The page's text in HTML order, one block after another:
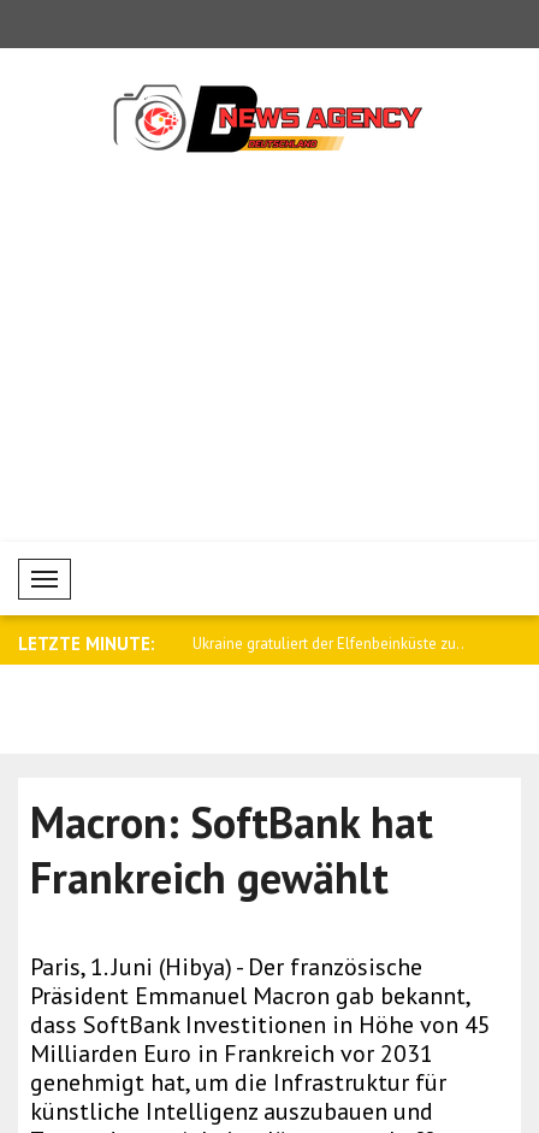
Mobil Menü
LETZTE MINUTE:
Japan ist nun offiziell m.. Ukraine gratuliert der Elfenbeinküste zu..
Macron: SoftBank hat
Frankreich gewählt
Paris, 1. Juni (Hibya) - Der französische
Präsident Emmanuel Macron gab bekannt,
dass SoftBank Investitionen in Höhe von 45
Milliarden Euro in Frankreich vor 2031
genehmigt hat, um die Infrastruktur für
künstliche Intelligenz auszubauen und